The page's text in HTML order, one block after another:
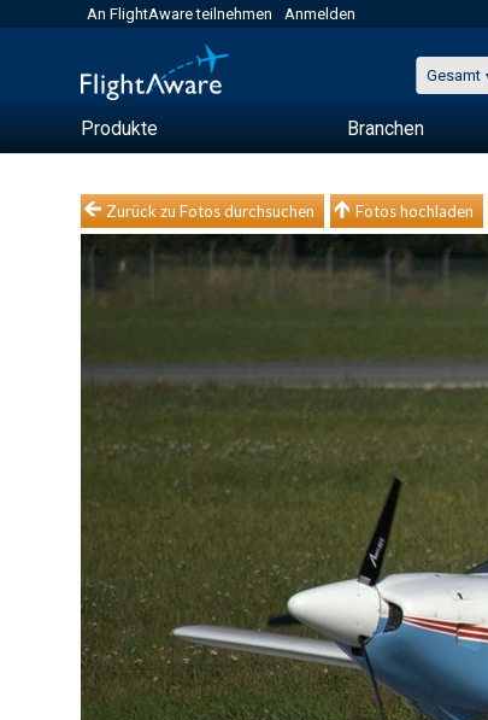
An FlightAware teilnehmen Anmelden
Gesamt
Produkte Branchen
Zurück zu Fotos durchsuchen Fotos hochladen